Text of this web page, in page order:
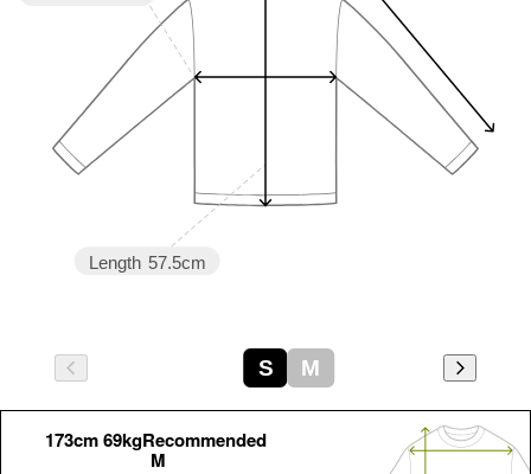
Length 57.5cm
S M
173cm 69kgRecommended
M